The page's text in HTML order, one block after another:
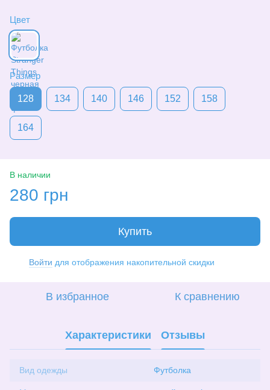
Цвет
Размер
128 134 140 146 152 158
164
В наличии
280 грн
Купить
Войти для отображения накопительной скидки
В избранное К сравнению
Характеристики Отзывы
Вид одежды Футболка